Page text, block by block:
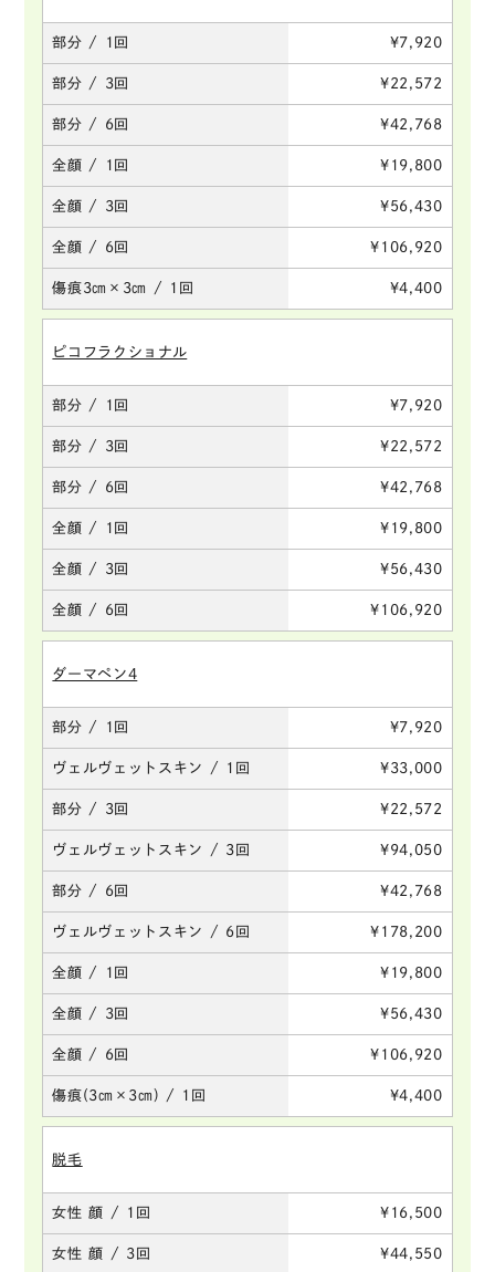
部分 / 1回 ¥7,920
部分 / 3回 ¥22,572
部分 / 6回 ¥42,768
全顔 / 1回 ¥19,800
全顔 / 3回 ¥56,430
全顔 / 6回 ¥106,920
傷痕3㎝×3㎝ / 1回 ¥4,400
ピコフラクショナル
部分 / 1回 ¥7,920
部分 / 3回 ¥22,572
部分 / 6回 ¥42,768
全顔 / 1回 ¥19,800
全顔 / 3回 ¥56,430
全顔 / 6回 ¥106,920
ダーマペン4
部分 / 1回 ¥7,920
ヴェルヴェットスキン / 1回 ¥33,000
部分 / 3回 ¥22,572
ヴェルヴェットスキン / 3回 ¥94,050
部分 / 6回 ¥42,768
ヴェルヴェットスキン / 6回 ¥178,200
全顔 / 1回 ¥19,800
全顔 / 3回 ¥56,430
全顔 / 6回 ¥106,920
傷痕(3㎝×3㎝) / 1回 ¥4,400
脱毛
女性 顔 / 1回 ¥16,500
女性 顔 / 3回 ¥44,550